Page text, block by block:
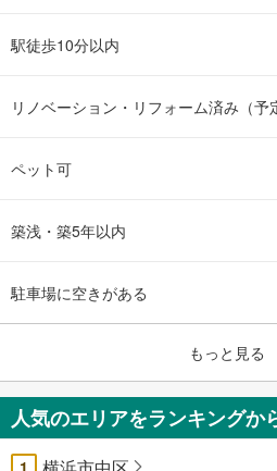
駅徒歩10分以内
リノベーション・リフォーム済み（予
ペット可
築浅・築5年以内
駐車場に空きがある
もっと見る
人気のエリアをランキングか